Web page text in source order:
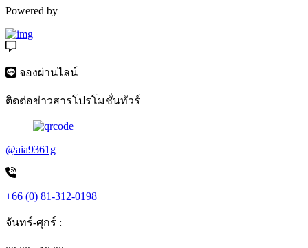
Powered by
จองผ่านไลน์
ติดต่อข่าวสารโปรโมชั่นทัวร์
@aia9361g
+66 (0) 81-312-0198
จันทร์-ศุกร์ :